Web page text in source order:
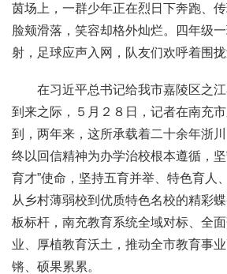
茵场上，一群少年正在烈日下奔跑、
脸颊滑落，笑容却格外灿烂。四年级
射，足球应声入网，队友们欢呼着围拢
在习近平总书记给我市嘉陵区之
到来之际，５月２８日，记者在南充
到，两年来，这所承载着二十余年浙
终以回信精神为办学治校根本遵循，
育才”使命，坚持五育并举、特色育人
从乡村薄弱校到优质特色名校的精彩
板标杆，南充教育系统全域对标、全
业、厚植教育沃土，推动全市教育事
锵、硕果累累。